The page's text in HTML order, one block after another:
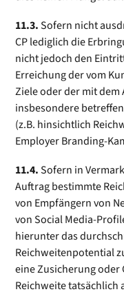
11.3.Sofern nicht
CP lediglich die
nicht jedoch den
Erreichung der vom
Ziele oder der mit
insbesondere
(z.B. hinsichtlich
Employer Branding-
11.4.Sofern in
Auftrag bestimmte
von Empfängern von
von Social Media-
hierunter das
Reichweitenpotential
eine Zusicherung oder
Reichweite